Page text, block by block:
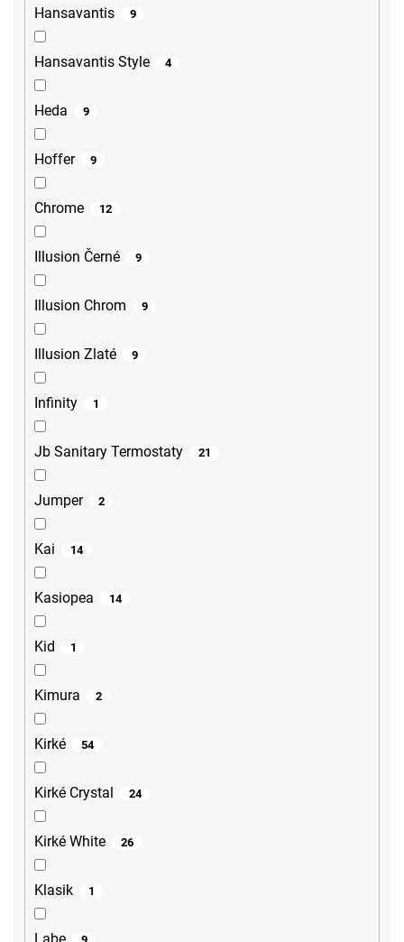
Hansavantis 9
Hansavantis Style 4
Heda 9
Hoffer 9
Chrome 12
Illusion Černé 9
Illusion Chrom 9
Illusion Zlaté 9
Infinity 1
Jb Sanitary Termostaty 21
Jumper 2
Kai 14
Kasiopea 14
Kid 1
Kimura 2
Kirké 54
Kirké Crystal 24
Kirké White 26
Klasik 1